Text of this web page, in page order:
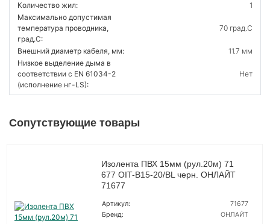
Количество жил:
1
Максимально допустимая
температура проводника,
град.C:
70 град.C
Внешний диаметр кабеля, мм:
11.7 мм
Низкое выделение дыма в
соответствии с EN 61034-2
(исполнение нг-LS):
Нет
Сопутствующие товары
Изолента ПВХ 15мм (рул.20м) 71
677 OIT-B15-20/BL черн. ОНЛАЙТ
71677
Артикул:
71677
Бренд:
ОНЛАЙТ